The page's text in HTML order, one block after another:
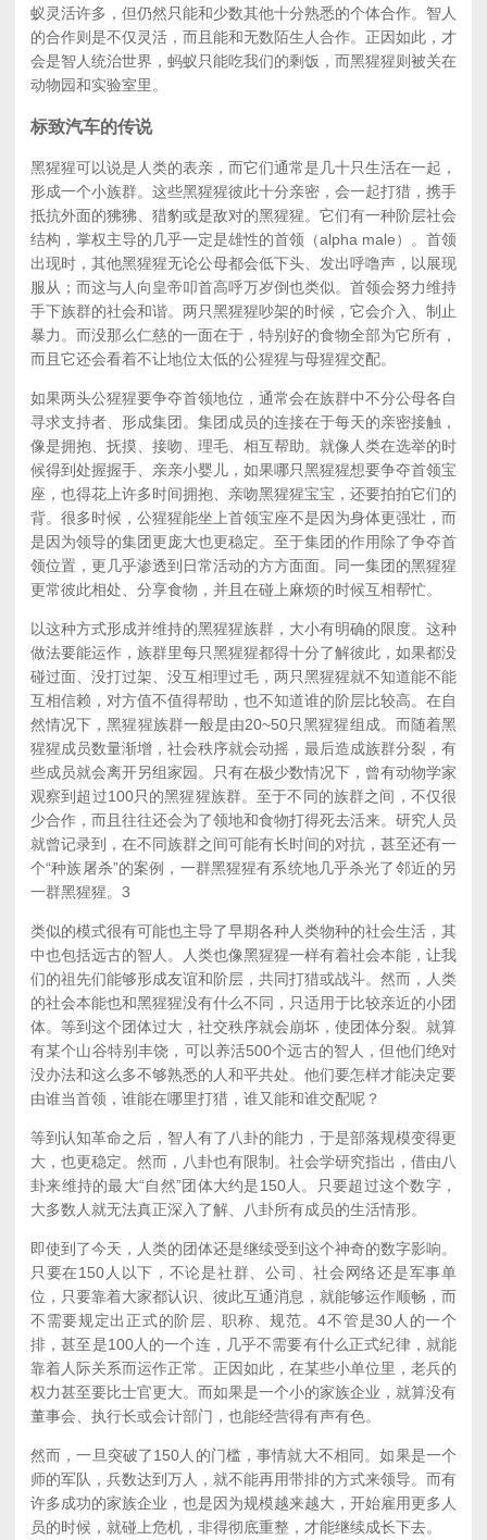
蚁灵活许多，但仍然只能和少数其他十分熟悉的个体合作。智人
的合作则是不仅灵活，而且能和无数陌生人合作。正因如此，才
会是智人统治世界，蚂蚁只能吃我们的剩饭，而黑猩猩则被关在
动物园和实验室里。
标致汽车的传说
黑猩猩可以说是人类的表亲，而它们通常是几十只生活在一起，
形成一个小族群。这些黑猩猩彼此十分亲密，会一起打猎，携手
抵抗外面的狒狒、猎豹或是敌对的黑猩猩。它们有一种阶层社会
结构，掌权主导的几乎一定是雄性的首领（alpha male）。首领
出现时，其他黑猩猩无论公母都会低下头、发出呼噜声，以展现
服从；而这与人向皇帝叩首高呼万岁倒也类似。首领会努力维持
手下族群的社会和谐。两只黑猩猩吵架的时候，它会介入、制止
暴力。而没那么仁慈的一面在于，特别好的食物全部为它所有，
而且它还会看着不让地位太低的公猩猩与母猩猩交配。
如果两头公猩猩要争夺首领地位，通常会在族群中不分公母各自
寻求支持者、形成集团。集团成员的连接在于每天的亲密接触，
像是拥抱、抚摸、接吻、理毛、相互帮助。就像人类在选举的时
候得到处握握手、亲亲小婴儿，如果哪只黑猩猩想要争夺首领宝
座，也得花上许多时间拥抱、亲吻黑猩猩宝宝，还要拍拍它们的
背。很多时候，公猩猩能坐上首领宝座不是因为身体更强壮，而
是因为领导的集团更庞大也更稳定。至于集团的作用除了争夺首
领位置，更几乎渗透到日常活动的方方面面。同一集团的黑猩猩
更常彼此相处、分享食物，并且在碰上麻烦的时候互相帮忙。
以这种方式形成并维持的黑猩猩族群，大小有明确的限度。这种
做法要能运作，族群里每只黑猩猩都得十分了解彼此，如果都没
碰过面、没打过架、没互相理过毛，两只黑猩猩就不知道能不能
互相信赖，对方值不值得帮助，也不知道谁的阶层比较高。在自
然情况下，黑猩猩族群一般是由20~50只黑猩猩组成。而随着黑
猩猩成员数量渐增，社会秩序就会动摇，最后造成族群分裂，有
些成员就会离开另组家园。只有在极少数情况下，曾有动物学家
观察到超过100只的黑猩猩族群。至于不同的族群之间，不仅很
少合作，而且往往还会为了领地和食物打得死去活来。研究人员
就曾记录到，在不同族群之间可能有长时间的对抗，甚至还有一
个“种族屠杀”的案例，一群黑猩猩有系统地几乎杀光了邻近的另
一群黑猩猩。 3
类似的模式很有可能也主导了早期各种人类物种的社会生活，其
中也包括远古的智人。人类也像黑猩猩一样有着社会本能，让我
们的祖先们能够形成友谊和阶层，共同打猎或战斗。然而，人类
的社会本能也和黑猩猩没有什么不同，只适用于比较亲近的小团
体。等到这个团体过大，社交秩序就会崩坏，使团体分裂。就算
有某个山谷特别丰饶，可以养活500个远古的智人，但他们绝对
没办法和这么多不够熟悉的人和平共处。他们要怎样才能决定要
由谁当首领，谁能在哪里打猎，谁又能和谁交配呢？
等到认知革命之后，智人有了八卦的能力，于是部落规模变得更
大，也更稳定。然而，八卦也有限制。社会学研究指出，借由八
卦来维持的最大“自然”团体大约是150人。只要超过这个数字，
大多数人就无法真正深入了解、八卦所有成员的生活情形。
即使到了今天，人类的团体还是继续受到这个神奇的数字影响。
只要在150人以下，不论是社群、公司、社会网络还是军事单
位，只要靠着大家都认识、彼此互通消息，就能够运作顺畅，而
不需要规定出正式的阶层、职称、规范。4不管是30人的一个
排，甚至是100人的一个连，几乎不需要有什么正式纪律，就能
靠着人际关系而运作正常。正因如此，在某些小单位里，老兵的
权力甚至要比士官更大。而如果是一个小的家族企业，就算没有
董事会、执行长或会计部门，也能经营得有声有色。
然而，一旦突破了150人的门槛，事情就大不相同。如果是一个
师的军队，兵数达到万人，就不能再用带排的方式来领导。而有
许多成功的家族企业，也是因为规模越来越大，开始雇用更多人
员的时候，就碰上危机，非得彻底重整，才能继续成长下去。